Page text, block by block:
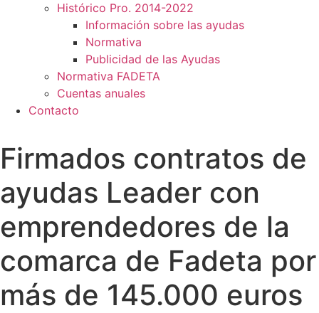
Histórico Pro. 2014-2022
Información sobre las ayudas
Normativa
Publicidad de las Ayudas
Normativa FADETA
Cuentas anuales
Contacto
Firmados contratos de
ayudas Leader con
emprendedores de la
comarca de Fadeta por
más de 145.000 euros